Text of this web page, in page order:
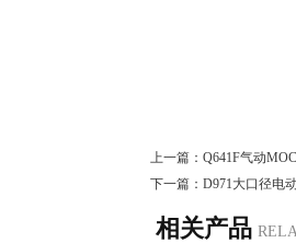
上一篇： Q641F气动
下一篇： D971大口径电
相关产品